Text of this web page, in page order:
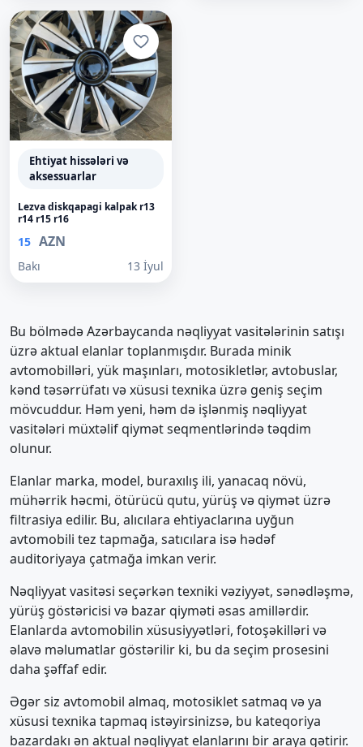
Ehtiyat hissələri və
aksessuarlar
Lezva diskqapagi kalpak r13
r14 r15 r16
15 AZN
Bakı 13 İyul
Bu bölmədə Azərbaycanda nəqliyyat vasitələrinin satışı
üzrə aktual elanlar toplanmışdır. Burada minik
avtomobilləri, yük maşınları, motosikletlər, avtobuslar,
kənd təsərrüfatı və xüsusi texnika üzrə geniş seçim
mövcuddur. Həm yeni, həm də işlənmiş nəqliyyat
vasitələri müxtəlif qiymət seqmentlərində təqdim
olunur.
Elanlar marka, model, buraxılış ili, yanacaq növü,
mühərrik həcmi, ötürücü qutu, yürüş və qiymət üzrə
filtrasiya edilir. Bu, alıcılara ehtiyaclarına uyğun
avtomobili tez tapmağa, satıcılara isə hədəf
auditoriyaya çatmağa imkan verir.
Nəqliyyat vasitəsi seçərkən texniki vəziyyət, sənədləşmə,
yürüş göstəricisi və bazar qiyməti əsas amillərdir.
Elanlarda avtomobilin xüsusiyyətləri, fotoşəkilləri və
əlavə məlumatlar göstərilir ki, bu da seçim prosesini
daha şəffaf edir.
Əgər siz avtomobil almaq, motosiklet satmaq və ya
xüsusi texnika tapmaq istəyirsinizsə, bu kateqoriya
bazardakı ən aktual nəqliyyat elanlarını bir araya gətirir.